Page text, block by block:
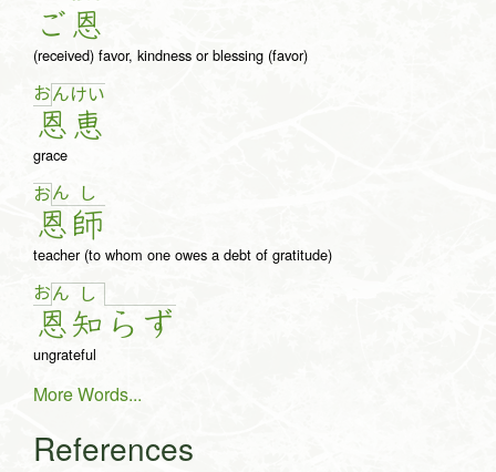
ご恩
(received) favor, kindness or blessing (favor)
おん
恩
けい
恵
grace
おん
恩
し
師
teacher (to whom one owes a debt of gratitude)
おん
恩
し
知 ら ず
ungrateful
More Words...
References